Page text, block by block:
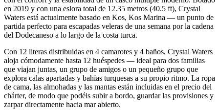
en 2019 y con una eslora total de 12.35 metros (40.5 ft), Crystal
Waters está actualmente basado en Kos, Kos Marina — un punto de
partida perfecto para escapadas veleras de una semana por la cadena
del Dodecaneso a lo largo de la costa turca.
Con 12 literas distribuidas en 4 camarotes y 4 baños, Crystal Waters
aloja cómodamente hasta 12 huéspedes — ideal para dos familias
que viajan juntas, un grupo de amigos o un pequeño grupo que
explora calas apartadas y bahías turquesas a su propio ritmo. La ropa
de cama, las almohadas y las mantas están incluidas en el precio del
chárter, de modo que podéis subir a bordo, guardar las provisiones y
zarpar directamente hacia mar abierto.